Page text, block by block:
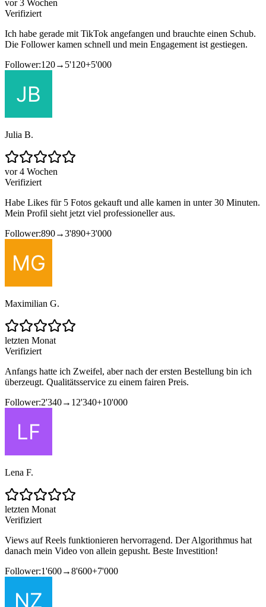
vor 3 Wochen
Verifiziert
Ich habe gerade mit TikTok angefangen und brauchte einen Schub.
Die Follower kamen schnell und mein Engagement ist gestiegen.
Follower:120→ 5'120+5'000
Julia B.
vor 4 Wochen
Verifiziert
Habe Likes für 5 Fotos gekauft und alle kamen in unter 30 Minuten.
Mein Profil sieht jetzt viel professioneller aus.
Follower:890→3'890+3'000
Maximilian G.
letzten Monat
Verifiziert
Anfangs hatte ich Zweifel, aber nach der ersten Bestellung bin ich
überzeugt. Qualitätsservice zu einem fairen Preis.
Follower:2'340→ 12'340+10'000
Lena F.
letzten Monat
Verifiziert
Views auf Reels funktionieren hervorragend. Der Algorithmus hat
danach mein Video von allein gepusht. Beste Investition!
Follower:1'600→8'600+7'000